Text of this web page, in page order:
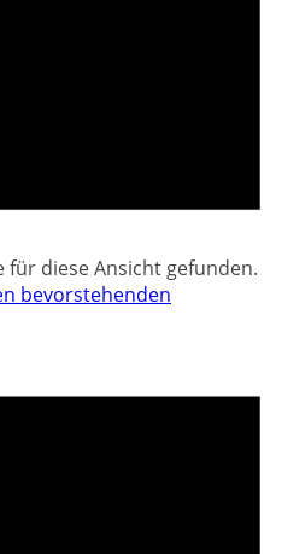
für diese Ansicht gefunden.
bevorstehenden